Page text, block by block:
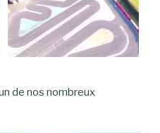
de nos nombreux